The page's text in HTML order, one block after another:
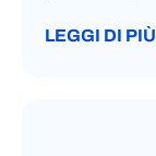
LEGGI DI PIÙ